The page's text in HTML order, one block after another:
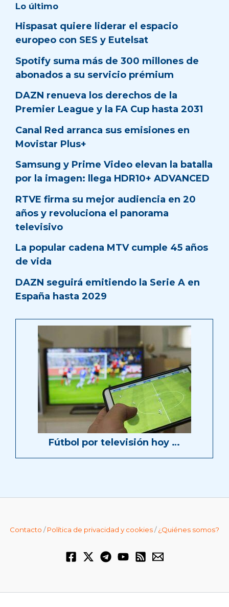
Lo último
Hispasat quiere liderar el espacio
europeo con SES y Eutelsat
Spotify suma más de 300 millones de
abonados a su servicio prémium
DAZN renueva los derechos de la
Premier League y la FA Cup hasta 2031
Canal Red arranca sus emisiones en
Movistar Plus+
Samsung y Prime Video elevan la batalla
por la imagen: llega HDR10+ ADVANCED
RTVE firma su mejor audiencia en 20
años y revoluciona el panorama
televisivo
La popular cadena MTV cumple 45 años
de vida
DAZN seguirá emitiendo la Serie A en
España hasta 2029
Fútbol por televisión hoy …
Contacto /Política de privacidad y cookies/¿Quiénes somos?